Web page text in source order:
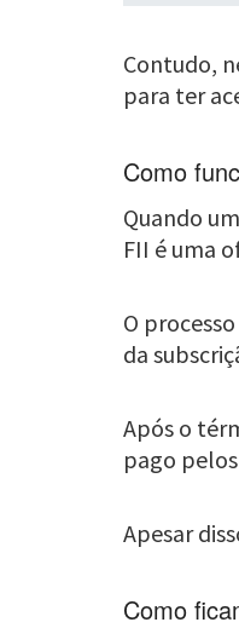
Contudo,
para ter
Como
Quando
FII é uma
O
da
Após o
pago
Apesar
Como